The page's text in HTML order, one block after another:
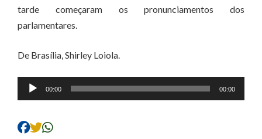
tarde começaram os pronunciamentos dos
parlamentares.
De Brasília, Shirley Loiola.
Tocador
de
00:00 00:00